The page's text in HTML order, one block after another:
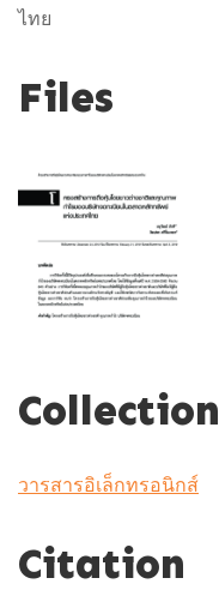
ไทย
Files
Collection
วารสารอิเล็กทรอนิกส์
Citation